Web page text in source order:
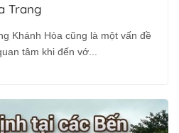
Trang
Khánh Hòa cũng là một vấn đề
tâm khi đến vớ...